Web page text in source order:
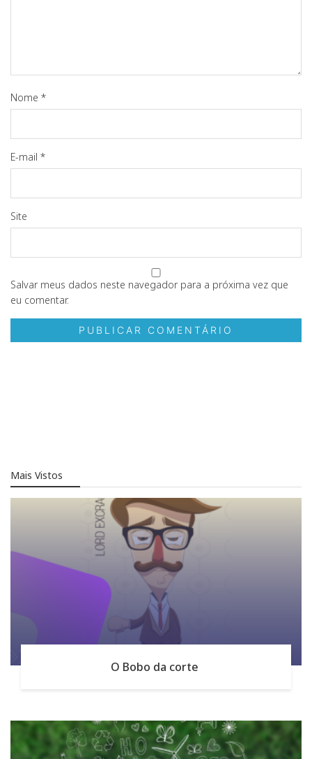
Nome *
E-mail *
Site
Salvar meus dados neste navegador para a próxima vez que
eu comentar.
Mais Vistos
O Bobo da corte